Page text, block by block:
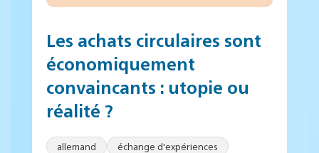
Les achats circulaires sont
économiquement
convaincants : utopie ou
réalité ?
allemand
échange d'expériences